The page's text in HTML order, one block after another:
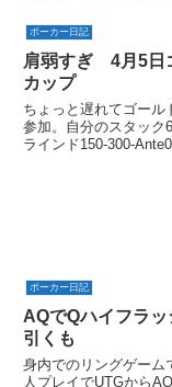
ク1.2万でショートスタ
ポーカー日記
肩弱すぎ 4月5日
カップ
ちょっと遅れてゴール
参加。自分のスタック
ラインド150-300-
ポーカー日記
AQでQハイフラッ
引くも
身内でのリングゲーム
人プレイでUTGから